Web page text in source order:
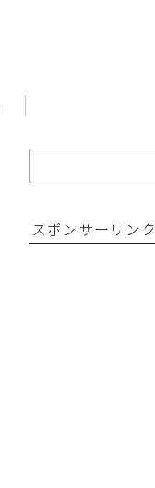
スポンサーリンク